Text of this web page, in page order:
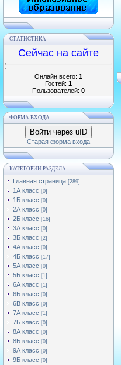
СТАТИСТИКА
Сейчас на сайте
Онлайн всего: 1
Гостей: 1
Пользователей: 0
ФОРМА ВХОДА
Войти через uID
Старая форма входа
КАТЕГОРИИ РАЗДЕЛА
Главная страница [289]
1А класс [0]
1Б класс [0]
2А класс [0]
2Б класс [16]
3А класс [0]
3Б класс [2]
4А класс [0]
4Б класс [17]
5А класс [0]
5Б класс [1]
6А класс [1]
6Б класс [0]
6В класс [0]
7А класс [1]
7Б класс [0]
8А класс [0]
8Б класс [0]
9А класс [0]
9Б класс [0]